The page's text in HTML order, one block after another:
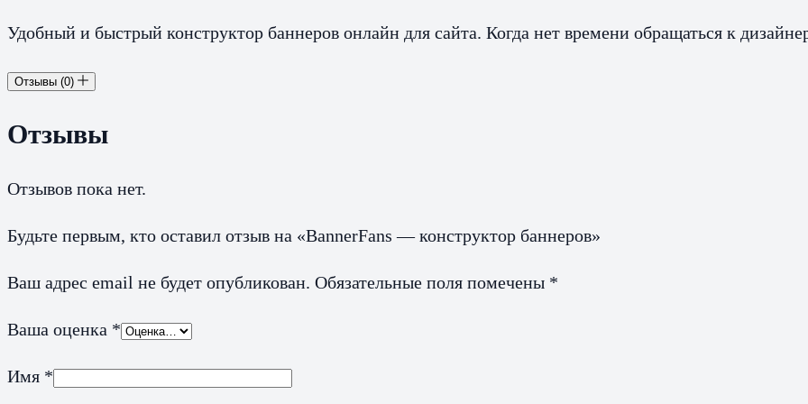
Удобный и быстрый конструктор баннеров онлайн для сайта. Когда нет времени обращаться к
Отзывы (0)
Отзывы
Отзывов пока нет.
Будьте первым, кто оставил отзыв на «BannerFans — конструктор баннеров»
Ваш адрес email не будет опубликован. Обязательные поля помечены *
Ваша оценка *
Имя *